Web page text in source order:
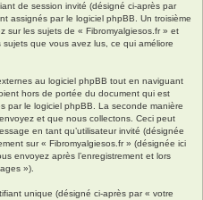
de session invité (désigné ci-après par
assignés par le logiciel phpBB. Un troisième
sur les sujets de « Fibromyalgiesos.fr » et
que vous avez lus, ce qui améliore
au logiciel phpBB tout en naviguant
hors de portée du document qui est
par le logiciel phpBB. La seconde manière
et que nous collectons. Ceci peut
en tant qu’utilisateur invité (désignée
sur « Fibromyalgiesos.fr » (désignée ici
envoyez après l’enregistrement et lors
»).
unique (désigné ci-après par « votre